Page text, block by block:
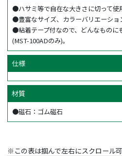
●ハサミ等で自在な大きさに切って使
●豊富なサイズ、カラーバリエーショ
●粘着テープ付なので、どんなものに
(MST-100ADのみ)。
仕様
材質
●磁石：ゴム磁石
※この表は掴んで左右にスクロール可